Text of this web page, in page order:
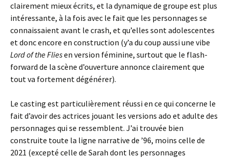
clairement mieux écrits, et la dynamique de groupe est plus
intéressante, à la fois avec le fait que les personnages se
connaissaient avant le crash, et qu’elles sont adolescentes
et donc encore en construction (y’a du coup aussi une vibe
Lord of the Fliesen version féminine, surtout que le flash-
forward de la scène d’ouverture annonce clairement que
tout va fortement dégénérer).
Le casting est particulièrement réussi en ce qui concerne le
fait d’avoir des actrices jouant les versions ado et adulte des
personnages qui se ressemblent. J’ai trouvée bien
construite toute la ligne narrative de ’96, moins celle de
2021 (excepté celle de Sarah dont les personnages